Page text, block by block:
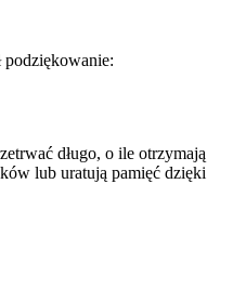
podziękowanie:
długo, o ile otrzymają
lub uratują pamięć dzięki